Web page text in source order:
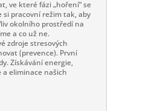
ve které fázi „hoření“ se
pracovní režim tak, aby
okolního prostředí na
a co už ne.
zdroje stresových
(prevence). První
Získávání energie,
a eliminace našich